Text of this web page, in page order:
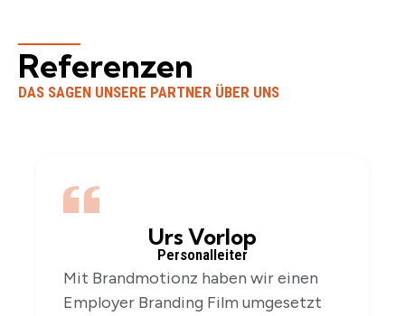
Referenzen
DAS SAGEN UNSERE PARTNER ÜBER UNS
Urs Vorlop
Personalleiter
Mit Brandmotionz haben wir einen
Employer Branding Film umgesetzt